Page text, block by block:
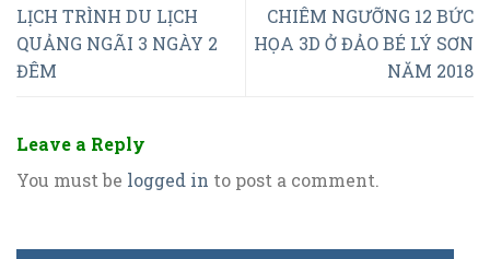
LỊCH TRÌNH DU LỊCH
QUẢNG NGÃI 3 NGÀY 2
ĐÊM
CHIÊM NGƯỠNG 12 BỨC
HỌA 3D Ở ĐẢO BÉ LÝ SƠN
NĂM 2018
Leave a Reply
You must be logged in to post a comment.